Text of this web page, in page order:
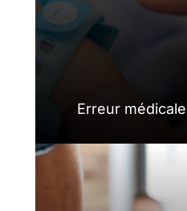
Erreur